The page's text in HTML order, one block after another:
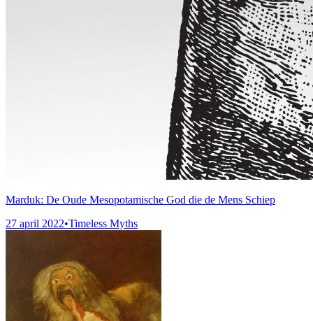
Marduk: De Oude Mesopotamische God die de Mens Schiep
27 april 2022•Timeless Myths